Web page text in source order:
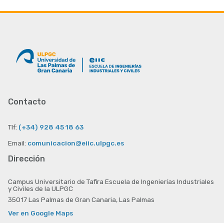
Contacto
Tlf: (+34) 928 45 18 63
Email: comunicacion@eiic.ulpgc.es
Dirección
Campus Universitario de Tafira Escuela de Ingenierías Industriales
y Civiles de la ULPGC
35017 Las Palmas de Gran Canaria, Las Palmas
Ver en Google Maps